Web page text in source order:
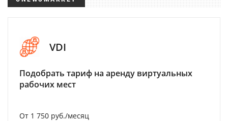
VDI
Подобрать тариф на аренду виртуальных
рабочих мест
От 1 750 руб./месяц